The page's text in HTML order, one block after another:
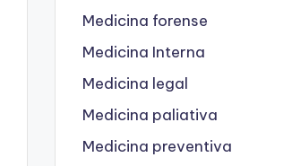
Medicina forense
Medicina Interna
Medicina legal
Medicina paliativa
Medicina preventiva